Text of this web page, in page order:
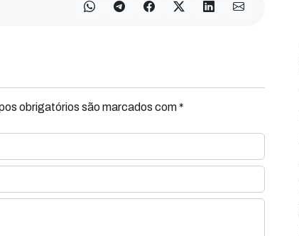
obrigatórios são marcados com *